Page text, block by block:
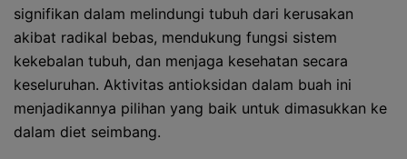
signifikan dalam melindungi tubuh dari kerusakan
akibat radikal bebas, mendukung fungsi sistem
kekebalan tubuh, dan menjaga kesehatan secara
keseluruhan. Aktivitas antioksidan dalam buah ini
menjadikannya pilihan yang baik untuk dimasukkan ke
dalam diet seimbang.